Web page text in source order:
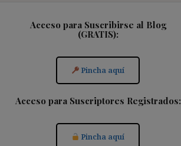
Acceso para Suscribirse al Blog
(GRATIS):
Pincha aquí
Acceso para Suscriptores Registrados:
Pincha aquí